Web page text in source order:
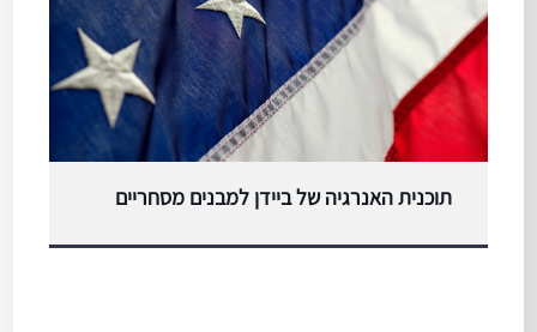
תוכנית האנרגיה של ביידן למבנים מסחריים